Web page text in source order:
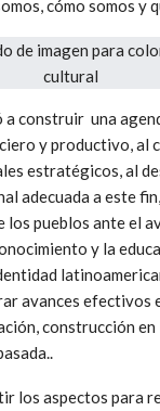
cómo somos y
a construir una
y productivo, al
estratégicos, al
adecuada a este
pueblos ante el
y la
avances efectivos
construcción en
los aspectos para